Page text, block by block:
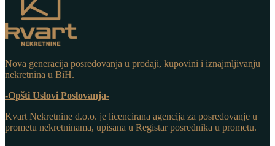
Nova generacija posredovanja u prodaji, kupovini i iznajmljivanju
nekretnina u BiH.
-Opšti Uslovi Poslovanja-
Kvart Nekretnine d.o.o. je licencirana agencija za posredovanje u
prometu nekretninama, upisana u Registar posrednika u prometu.